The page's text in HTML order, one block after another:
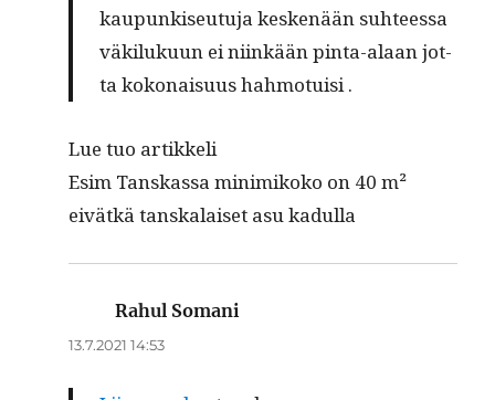
kau­pun­ki­seu­tu­ja kes­ke­nään suh­tees­sa
väki­lu­kuun ei niin­kään pin­­ta-alaan jot­
ta koko­nai­suus hahmotuisi .
Lue tuo artikkeli
Esim Tan­skas­sa min­imikoko on 40 m²
eivätkä tan­skalaiset asu kadulla
Rahul Somani
13.7.2021 14:53